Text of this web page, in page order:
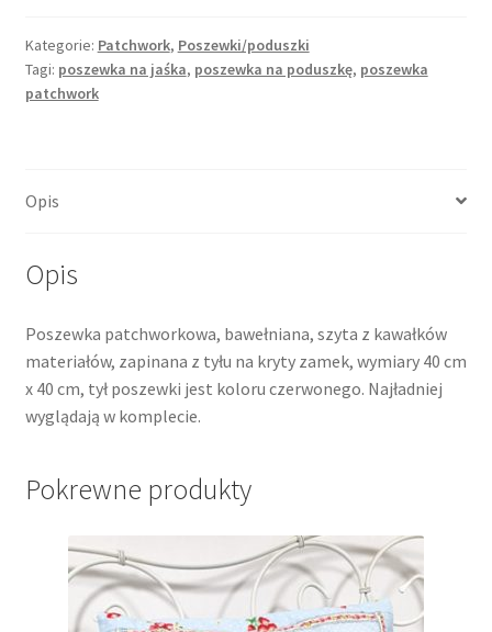
Kategorie: Patchwork, Poszewki/poduszki
Tagi: poszewka na jaśka, poszewka na poduszkę, poszewka
patchwork
Opis
Opis
Poszewka patchworkowa, bawełniana, szyta z kawałków
materiałów, zapinana z tyłu na kryty zamek, wymiary 40 cm
x 40 cm, tył poszewki jest koloru czerwonego. Najładniej
wyglądają w komplecie.
Pokrewne produkty